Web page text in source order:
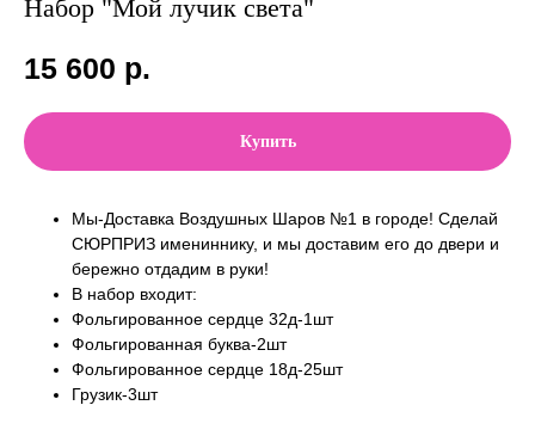
Набор "Мой лучик света"
15 600 р.
Купить
Мы-Доставка Воздушных Шаров №1 в городе! Сделай
СЮРПРИЗ имениннику, и мы доставим его до двери и
бережно отдадим в руки!
В набор входит:
Фольгированное сердце 32д-1шт
Фольгированная буква-2шт
Фольгированное сердце 18д-25шт
Грузик-3шт